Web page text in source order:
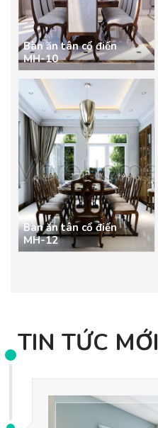
Bàn ăn tân cổ điển
MH-10
Bàn ăn tân cổ điển
MH-12
TIN TỨC MỚI